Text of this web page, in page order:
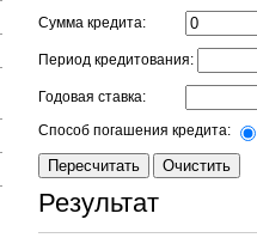
Сумма кредита:
Период кредитования:
Годовая ставка:
Способ погашения кредита:
Результат